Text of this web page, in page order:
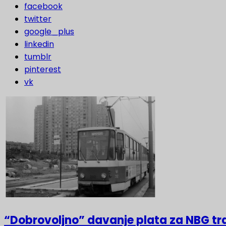
facebook
twitter
google_plus
linkedin
tumblr
pinterest
vk
“Dobrovoljno” davanje plata za NBG